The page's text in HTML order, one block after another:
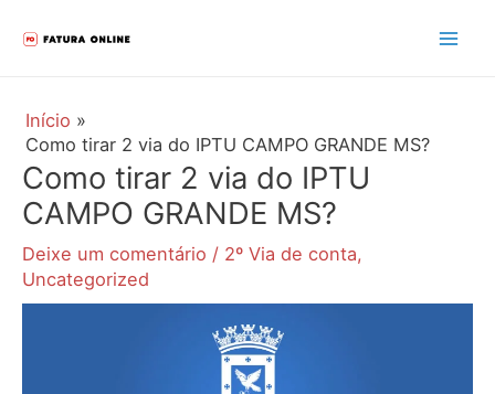
para
conteúdo
Início
Como tirar 2 via do IPTU CAMPO GRANDE MS?
Como tirar 2 via do IPTU
CAMPO GRANDE MS?
Deixe um comentário / 2º Via de conta,
Uncategorized